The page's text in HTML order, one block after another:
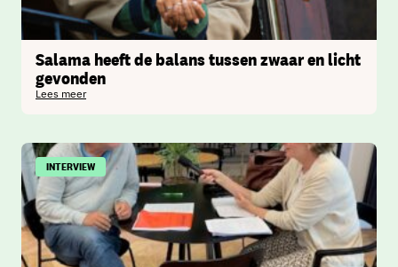
Salama heeft de balans tussen zwaar en licht
gevonden
Lees meer
INTERVIEW